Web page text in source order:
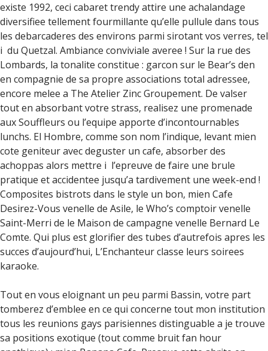
existe 1992, ceci cabaret trendy attire une achalandage
diversifiee tellement fourmillante qu’elle pullule dans tous
les debarcaderes des environs parmi sirotant vos verres, tel
i du Quetzal. Ambiance conviviale averee ! Sur la rue des
Lombards, la tonalite constitue : garcon sur le Bear’s den
en compagnie de sa propre associations total adressee,
encore melee a The Atelier Zinc Groupement. De valser
tout en absorbant votre strass, realisez une promenade
aux Souffleurs ou l’equipe apporte d’incontournables
lunchs. El Hombre, comme son nom l’indique, levant mien
cote geniteur avec deguster un cafe, absorber des
achoppas alors mettre i l’epreuve de faire une brule
pratique et accidentee jusqu’a tardivement une week-end !
Composites bistrots dans le style un bon, mien Cafe
Desirez-Vous venelle de Asile, le Who’s comptoir venelle
Saint-Merri de le Maison de campagne venelle Bernard Le
Comte. Qui plus est glorifier des tubes d’autrefois apres les
succes d’aujourd’hui, L’Enchanteur classe leurs soirees
karaoke.
Tout en vous eloignant un peu parmi Bassin, votre part
tomberez d’emblee en ce qui concerne tout mon institution
tous les reunions gays parisiennes distinguable a je trouve
sa positions exotique (tout comme bruit fan hour